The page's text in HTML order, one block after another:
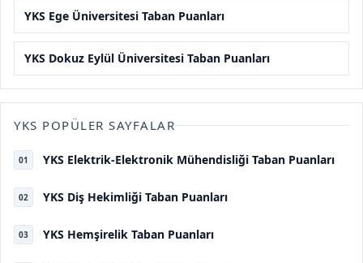
YKS Ege Üniversitesi Taban Puanları
YKS Dokuz Eylül Üniversitesi Taban Puanları
YKS POPÜLER SAYFALAR
01 YKS Elektrik-Elektronik Mühendisliği Taban Puanları
02 YKS Diş Hekimliği Taban Puanları
03 YKS Hemşirelik Taban Puanları